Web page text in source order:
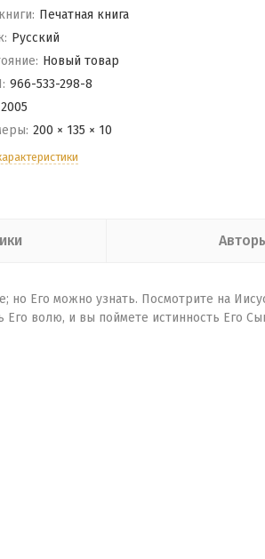
Печатная книга
Русский
Новый товар
966-533-298-8
2005
200 × 135 × 10
Его можно узнать. Посмотрите на
волю, и вы поймете истинность Его